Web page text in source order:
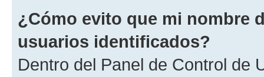
¿Cómo evito que mi nombre
usuarios identificados?
Dentro del Panel de Control de